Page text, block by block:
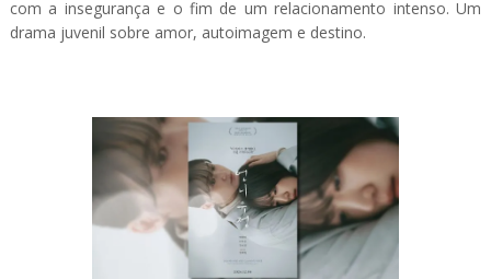
com a insegurança e o fim de um relacionamento intenso. Um
drama juvenil sobre amor, autoimagem e destino.